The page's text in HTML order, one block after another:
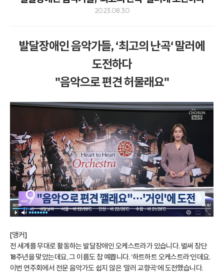
2023.08.30
발달장애인 음악가들, ‘최고의 난곡‘ 말러에
도전하다
"음악으로 편견 허물래요"
[앵커]
전 세계를 무대로 활동하는 발달장애인 오케스트라가 있습니다. 벌써 창단
18주년을 맞았는데요, 그 이름도 참 예쁩니다. ‘하트하트 오케스트라‘인데요.
이번 연주회에서 전문 음악가도 쉽지 않은 ‘말러 교향곡‘에 도전했습니다.